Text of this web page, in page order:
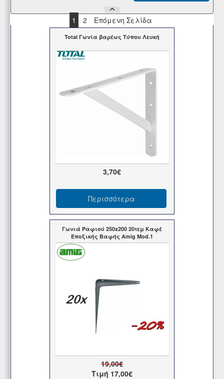
1 2 Επόμενη Σελίδα
Total Γωνία βαρέως Τύπου Λευκή
3,70€
Περισσότερα
Γωνιά Ραφιού 250x200 20τεμ Καφέ
Εποξικής Βαφής Amig Mod.1
19,00€
Τιμή 17,00€